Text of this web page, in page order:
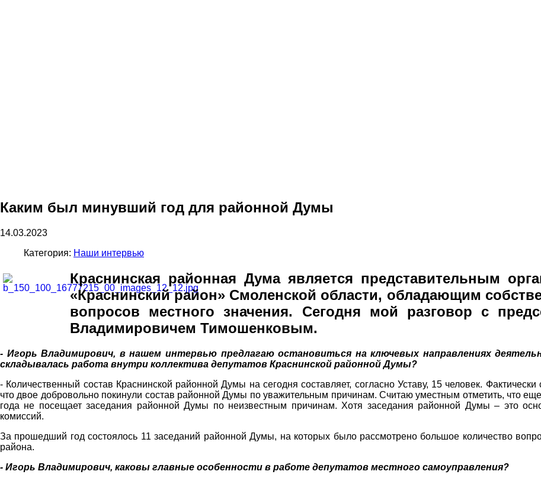
Каким был минувший год для районной Думы
14.03.2023
Категория: Наши интервью
Краснинская районная Дума является представительным
«Краснинский район» Смоленской области, обладающим
вопросов местного значения. Сегодня мой разговор с
Владимировичем Тимошенковым.
- Игорь Владимирович, в нашем интервью предлагаю остановиться на ключевых направлениях
складывалась работа внутри коллектива депутатов Краснинской районной Думы?
- Количественный состав Краснинской районной Думы на сегодня составляет, согласно Уставу, 15 человек.
что двое добровольно покинули состав районной Думы по уважительным причинам. Считаю уместным отметить, что
года не посещает заседания районной Думы по неизвестным причинам. Хотя заседания районной Думы – это
комиссий.
За прошедший год состоялось 11 заседаний районной Думы, на которых было рассмотрено большое количество
района.
- Игорь Владимирович, каковы главные особенности в работе депутатов местного самоуправления?